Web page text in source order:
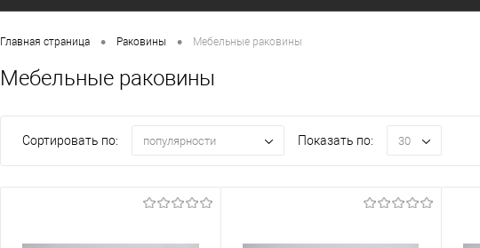
Главная страница • Раковины • Мебельные раковины
Мебельные раковины
Сортировать по: популярности Показать по: 30